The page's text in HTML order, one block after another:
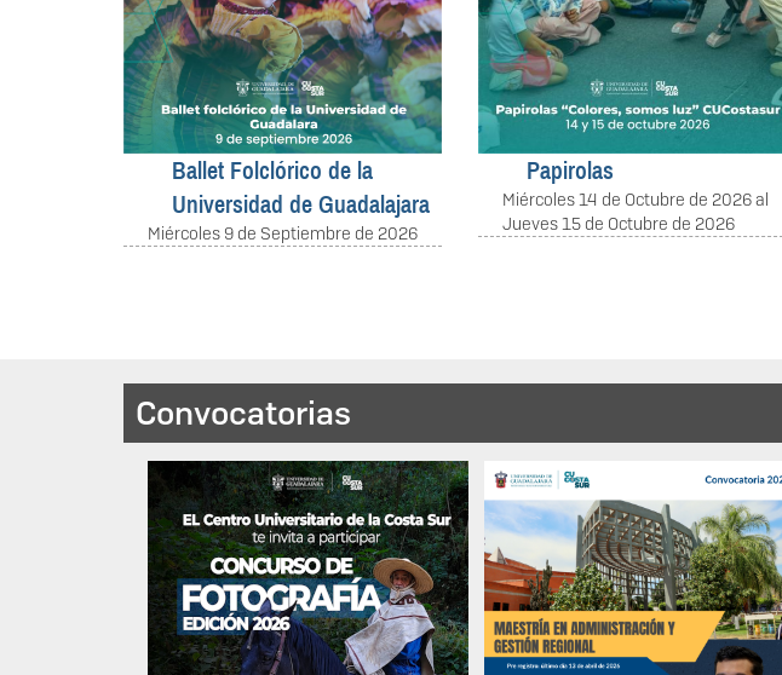
Agenda Cultural
Ballet Folclórico de la
Universidad de Guadalajara
Miércoles 9 de Septiembre de 2026
Miércoles 14 de Octubre de 2026al
Jueves 15 de Octubre de 2026